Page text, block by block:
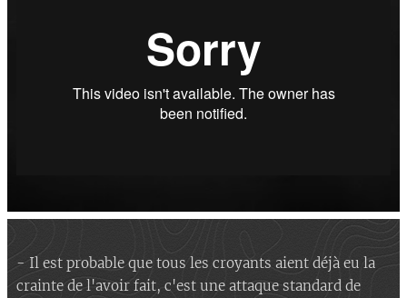
- Il est probable que tous les croyants aient déjà eu la
crainte de l'avoir fait, c'est une attaque standard de